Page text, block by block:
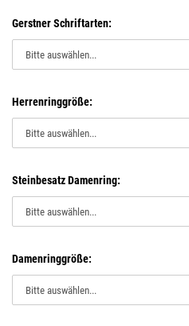
Gerstner Schriftarten:
Herrenringgröße:
Steinbesatz Damenring:
Damenringgröße: